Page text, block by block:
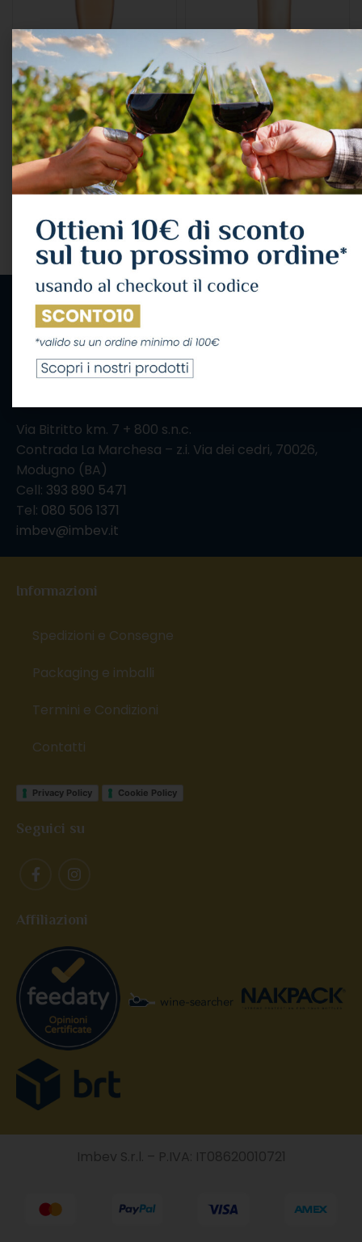
Domaines Ott Chateau
Romassan Aoc “bandol”
RosÉ 2023 Cl.75 13°
VINI FRANCESI,VINO
ROSATO
Domaines Ott
37,59€ IVA Inclusa
Domaines Ott “by.ott”
RosÉ 2024 CÔtes De
Provence Cl.75 13°
VINI FRANCESI,VINO
ROSATO
Domaines Ott
22,04€ IVA Inclusa
IL CONSUMO ECCESSIVO DI ALCOL NUOCE ALLA
Via Bitritto km. 7 + 800 s.n.c.
Contrada La Marchesa – z.i. Via dei cedri, 70026,
Modugno (BA)
Cell: 393 890 5471
Tel: 080 506 1371
imbev@imbev.it
Informazioni
Spedizioni e Consegne
Packaging e imballi
Termini e Condizioni
Contatti
Privacy Policy Cookie Policy
Seguici su
Affiliazioni
Imbev S.r.l. – P.IVA: IT08620010721